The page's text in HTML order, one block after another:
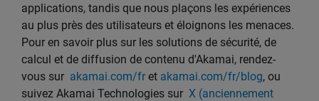
applications, tandis que nous plaçons les expériences
au plus près des utilisateurs et éloignons les menaces.
Pour en savoir plus sur les solutions de sécurité, de
calcul et de diffusion de contenu d'Akamai, rendez-
vous sur akamai.com/fr et akamai.com/fr/blog, ou
suivez Akamai Technologies sur X (anciennement